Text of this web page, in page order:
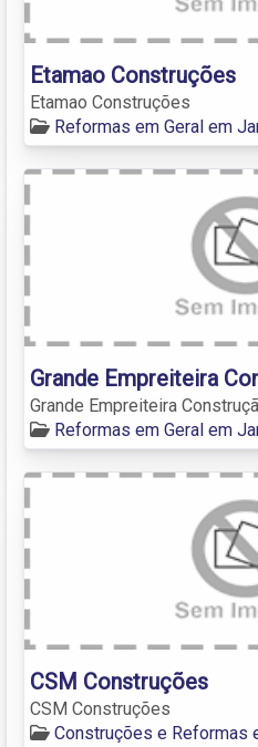
Etamao Construções
Etamao Construções
Reformas em Geral em
Grande Empreiteira
Grande Empreiteira
Reformas em Geral em
CSM Construções
CSM Construções
Construções e Reformas